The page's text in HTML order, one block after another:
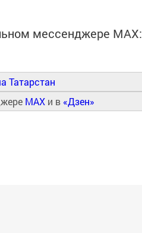
мессенджере MАХ:
Татарстан
MAX и в «Дзен»